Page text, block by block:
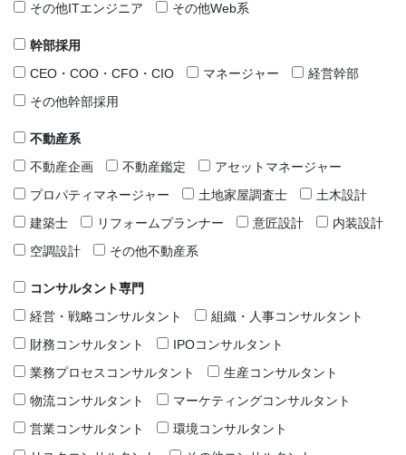
その他ITエンジニア
その他Web系
幹部採用
CEO・COO・CFO・CIO
マネージャー
経営幹部
その他幹部採用
不動産系
不動産企画
不動産鑑定
アセットマネージャー
プロパティマネージャー
土地家屋調査士
土木設計
建築士
リフォームプランナー 意匠設計
内装設計
空調設計
その他不動産系
コンサルタント専門
経営・戦略コンサルタント
組織・人事コンサルタント
財務コンサルタント
IPOコンサルタント
業務プロセスコンサルタント
生産コンサルタント
物流コンサルタント
マーケティングコンサルタント
営業コンサルタント
環境コンサルタント